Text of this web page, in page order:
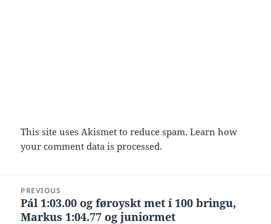
This site uses Akismet to reduce spam.Learn how
your comment data is processed.
navigation
PREVIOUS
Previous
post:
Pál 1:03.00 og føroyskt met í 100 bringu,
Markus 1:04.77 og juniormet